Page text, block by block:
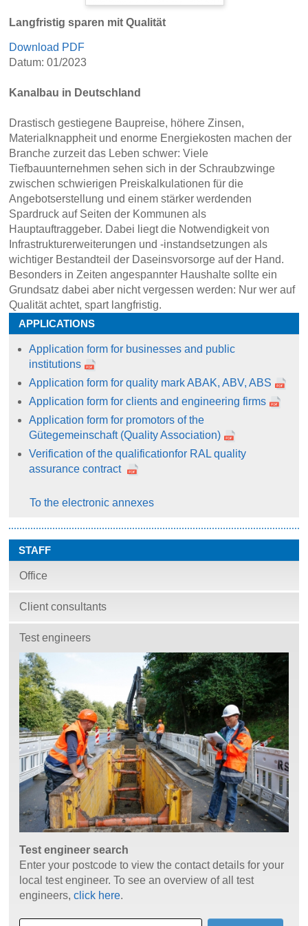
Langfristig sparen mit Qualität
Download PDF
Datum: 01/2023
Kanalbau in Deutschland
Drastisch gestiegene Baupreise, höhere Zinsen,
Materialknappheit und enorme Energiekosten machen der
Branche zurzeit das Leben schwer: Viele
Tiefbauunternehmen sehen sich in der Schraubzwinge
zwischen schwierigen Preiskalkulationen für die
Angebotserstellung und einem stärker werdenden
Spardruck auf Seiten der Kommunen als
Hauptauftraggeber. Dabei liegt die Notwendigkeit von
Infrastrukturerweiterungen und -instandsetzungen als
wichtiger Bestandteil der Daseinsvorsorge auf der Hand.
Besonders in Zeiten angespannter Haushalte sollte ein
Grundsatz dabei aber nicht vergessen werden: Nur wer auf
Qualität achtet, spart langfristig.
APPLICATIONS
Application form for businesses and public
institutions
Application form for quality mark ABAK, ABV, ABS
Application form for clients and engineering firms
Application form for promotors of the
Gütegemeinschaft (Quality Association)
Verification of the qualificationfor RAL quality
assurance contract
To the electronic annexes
STAFF
Office
Client consultants
Test engineers
Test engineer search
Enter your postcode to view the contact details for your
local test engineer. To see an overview of all test
engineers,click here.